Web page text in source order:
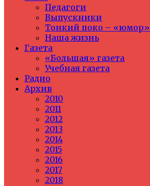
Педагоги
Выпускники
Тонкий поко – «юмор»
Наша жизнь
Газета
«Большая» газета
Учебная газета
Радио
Архив
2010
2011
2012
2013
2014
2015
2016
2017
2018